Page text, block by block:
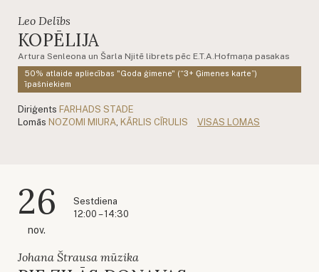
Leo Delībs
KOPĒLIJA
Artura Senleona un Šarla Njitē librets pēc E.T.A.Hofmaņa pasakas
50% atlaide apliecības "Goda ģimene" (“3+ Ģimenes karte”)
īpašniekiem
Diriģents FARHADS STADE
Lomās NOZOMI MIURA KĀRLIS CĪRULIS VISAS LOMAS
26
nov.
Sestdiena
12:00 – 14:30
Johana Štrausa mūzika